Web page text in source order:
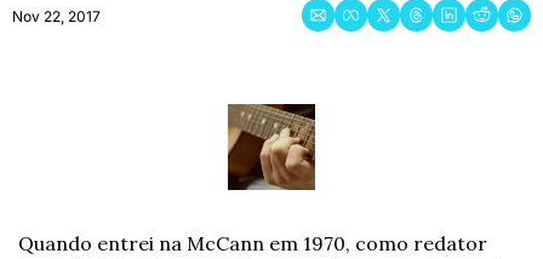
Nov 22, 2017
Quando entrei na McCann em 1970, como redator